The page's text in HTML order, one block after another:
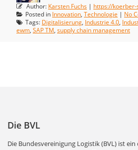
Author: Karsten Fuchs | https://
Posted in Innovation, Technologie | No
Tags: Digitalisierung, Industrie 4.0,
ewm, SAP TM, supply chain management
Die BVL
Die Bundesvereinigung Logistik (BVL) ist